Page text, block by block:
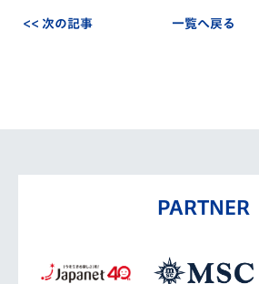
<< 次の記事 一覧へ戻る
PARTNER